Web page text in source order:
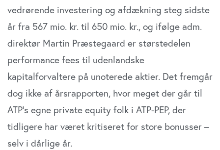
vedrørende investering og afdækning steg sidste
år fra 567 mio. kr. til 650 mio. kr., og ifølge adm.
direktør Martin Præstegaard er størstedelen
performance fees til udenlandske
kapitalforvaltere på unoterede aktier. Det fremgår
dog ikke af årsrapporten, hvor meget der går til
ATP’s egne private equity folk i ATP-PEP, der
tidligere har været kritiseret for store bonusser –
selv i dårlige år.